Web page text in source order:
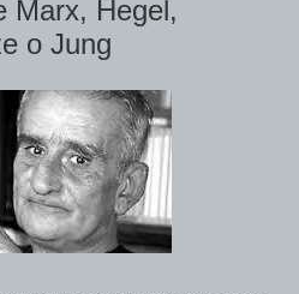
Marx, Hegel,
o Jung